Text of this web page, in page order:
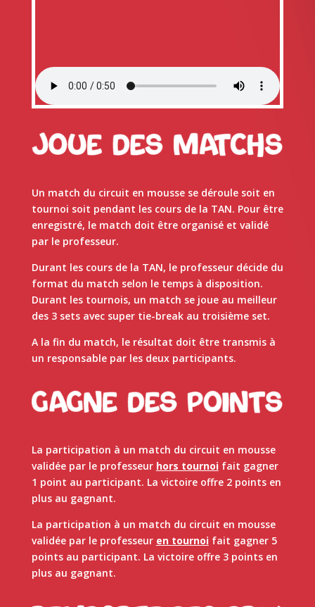
Un match du circuit en mousse se déroule soit en
tournoi soit pendant les cours de la TAN. Pour être
enregistré, le match doit être organisé et validé
par le professeur.
Durant les cours de la TAN, le professeur décide du
format du match selon le temps à disposition.
Durant les tournois, un match se joue au meilleur
des 3 sets avec super tie-break au troisième set.
A la fin du match, le résultat doit être transmis à
un responsable par les deux participants.
La participation à un match du circuit en mousse
validée par le professeur hors tournoifait gagner
1 point au participant. La victoire offre 2 points en
plus au gagnant.
La participation à un match du circuit en mousse
validée par le professeur en tournoifait gagner 5
points au participant. La victoire offre 3 points en
plus au gagnant.